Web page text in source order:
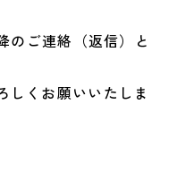
のご連絡（返信）と
しくお願いいたしま